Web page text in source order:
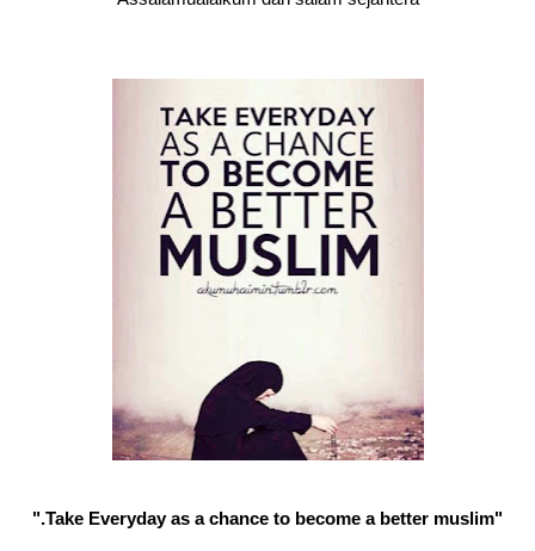
"Take Everyday as a chance to become a better muslim."